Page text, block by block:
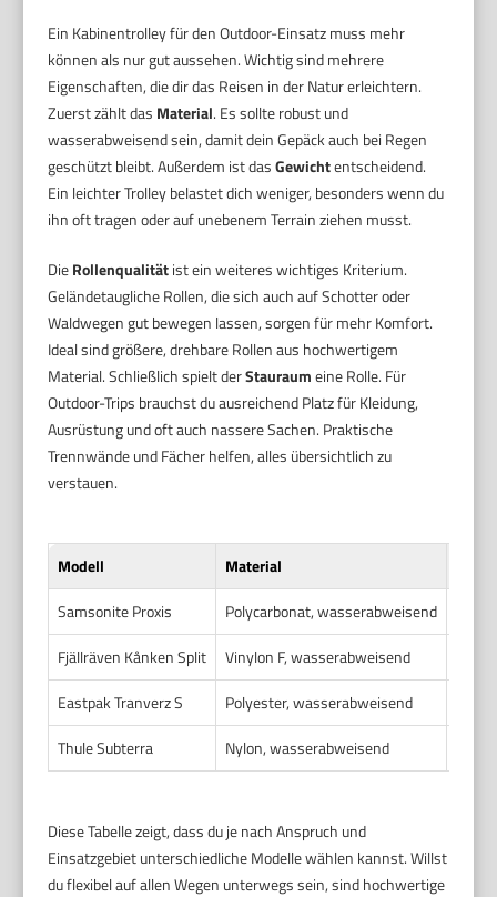
Ein Kabinentrolley für den Outdoor-Einsatz muss mehr
können als nur gut aussehen. Wichtig sind mehrere
Eigenschaften, die dir das Reisen in der Natur erleichtern.
Zuerst zählt das Material. Es sollte robust und
wasserabweisend sein, damit dein Gepäck auch bei Regen
geschützt bleibt. Außerdem ist dasGewichtentscheidend.
Ein leichter Trolley belastet dich weniger, besonders wenn du
ihn oft tragen oder auf unebenem Terrain ziehen musst.
DieRollenqualitätist ein weiteres wichtiges Kriterium.
Geländetaugliche Rollen, die sich auch auf Schotter oder
Waldwegen gut bewegen lassen, sorgen für mehr Komfort.
Ideal sind größere, drehbare Rollen aus hochwertigem
Material. Schließlich spielt derStauraumeine Rolle. Für
Outdoor-Trips brauchst du ausreichend Platz für Kleidung,
Ausrüstung und oft auch nassere Sachen. Praktische
Trennwände und Fächer helfen, alles übersichtlich zu
verstauen.
Modell Material
Samsonite Proxis
Polycarbonat, wasserabweisend
Fjällräven Kånken Split
Vinylon F, wasserabweisend
Eastpak Tranverz S
Polyester, wasserabweisend
Thule Subterra
Nylon, wasserabweisend
Diese Tabelle zeigt, dass du je nach Anspruch und
Einsatzgebiet unterschiedliche Modelle wählen kannst. Willst
du flexibel auf allen Wegen unterwegs sein, sind hochwertige